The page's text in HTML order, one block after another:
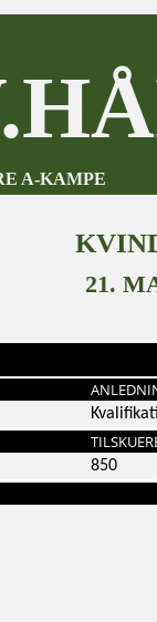
A-KAMPE
21.
850